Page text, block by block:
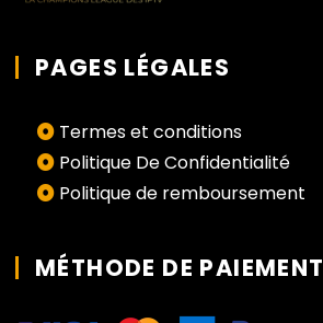
PAGES LÉGALES
Termes et conditions
Politique De Confidentialité
Politique de remboursement
MÉTHODE DE PAIEMENT